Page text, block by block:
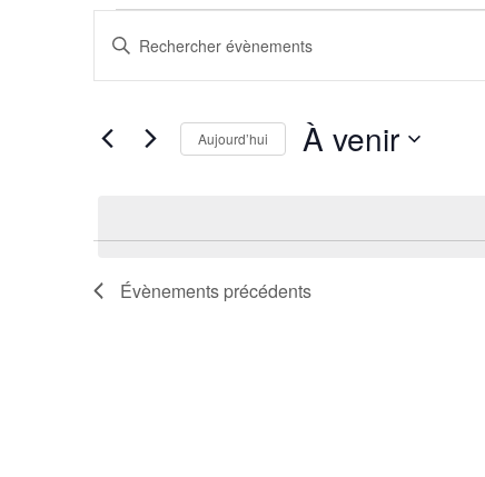
Évènements
Recherche
et
de
Saisir
Rechercher
Évènements
clé.
Aujourd’hui À venir
Évènements précédents